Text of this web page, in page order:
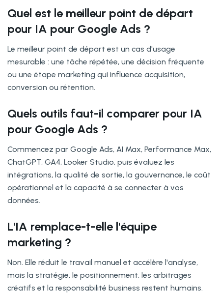
Quel est le meilleur point de départ
pour IA pour Google Ads ?
Le meilleur point de départ est un cas d'usage
mesurable : une tâche répétée, une décision fréquente
ou une étape marketing qui influence acquisition,
conversion ou rétention.
Quels outils faut-il comparer pour IA
pour Google Ads ?
Commencez par Google Ads, AI Max, Performance Max,
ChatGPT, GA4, Looker Studio, puis évaluez les
intégrations, la qualité de sortie, la gouvernance, le coût
opérationnel et la capacité à se connecter à vos
données.
L'IA remplace-t-elle l'équipe
marketing ?
Non. Elle réduit le travail manuel et accélère l'analyse,
mais la stratégie, le positionnement, les arbitrages
créatifs et la responsabilité business restent humains.